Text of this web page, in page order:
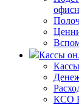
Кассы
КСО